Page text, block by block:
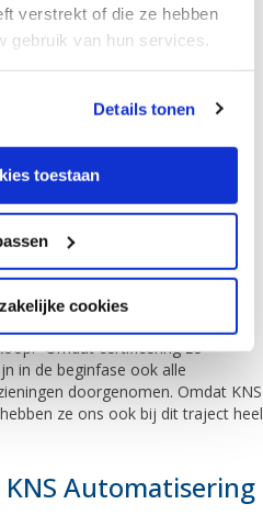
verstrekt of die ze hebben
gebruik van hun services.
Details tonen
toestaan
cookies
een verlengstuk van
de deur.”
worden hoge eisen gesteld
gezondheidszorg. Zowel KNS
ISO 27001 gecertificeerd.
aan de NEN 7510-normering,
binnen de
“Omdat certificering zo
in de beginfase ook alle
doorgenomen. Omdat KNS
ze ons ook bij dit traject heel
Automatisering